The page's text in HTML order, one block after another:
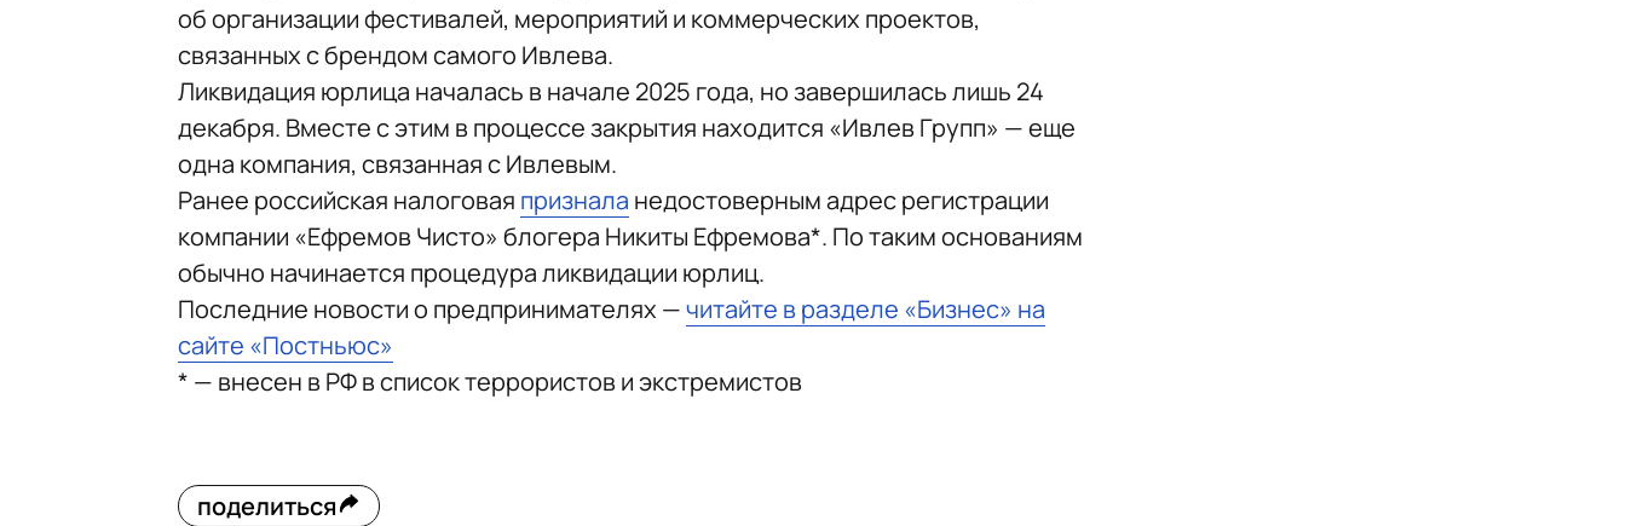
об организации фестивалей, мероприятий и коммерческих проектов,
связанных с брендом самого Ивлева.
Ликвидация юрлица началась в начале 2025 года, но завершилась лишь 24
декабря. Вместе с этим в процессе закрытия находится «Ивлев Групп» — еще
одна компания, связанная с Ивлевым.
Ранее российская налоговая признала недостоверным адрес регистрации
компании «Ефремов Чисто» блогера Никиты Ефремова*. По таким основаниям
обычно начинается процедура ликвидации юрлиц.
Последние новости о предпринимателях —читайте в разделе «Бизнес» на
сайте «Постньюс»
* — внесен в РФ в список террористов и экстремистов
поделиться